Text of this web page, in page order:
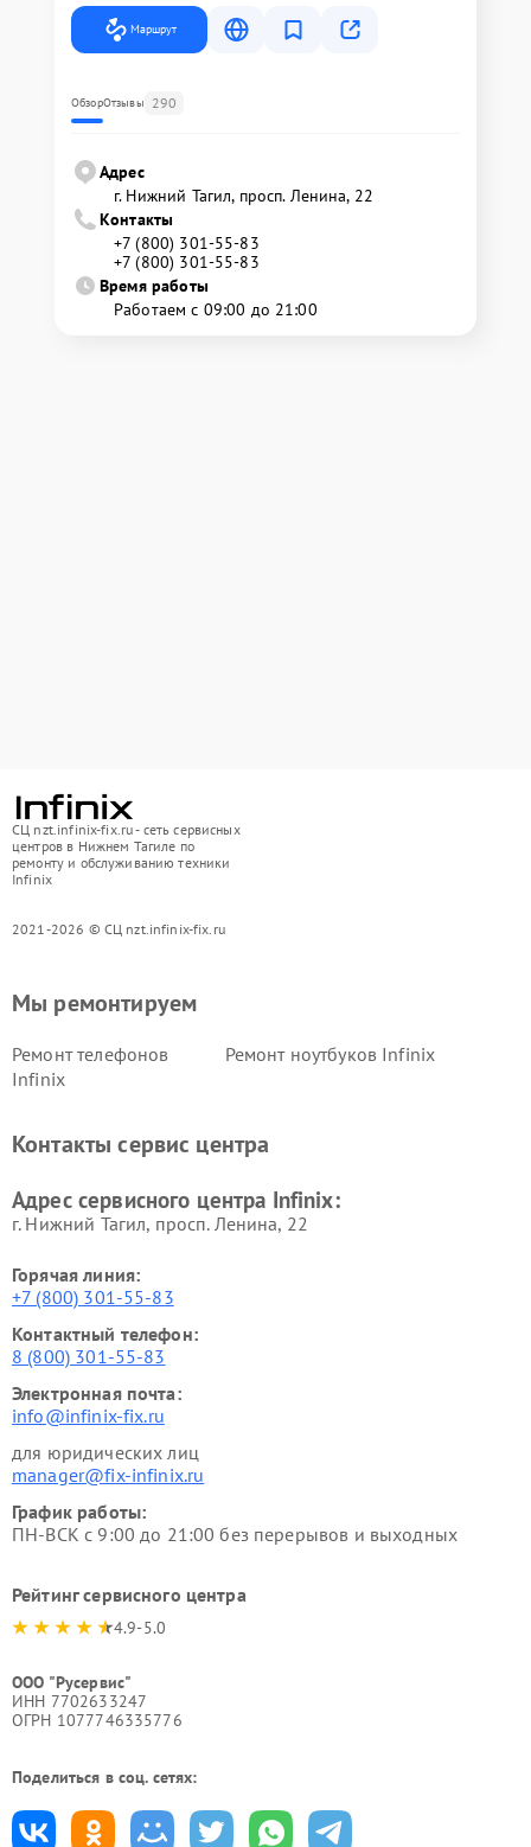
Маршрут
ОбзорОтзывы 290
Адрес
г. Нижний Тагил, просп. Ленина, 22
Контакты
+7 (800) 301-55-83
+7 (800) 301-55-83
Время работы
Работаем с 09:00 до 21:00
СЦ nzt.infinix-fix.ru - сеть сервисных
центров в Нижнем Тагиле по
ремонту и обслуживанию техники
Infinix
2021-2026 © СЦ nzt.infinix-fix.ru
Мы ремонтируем
Ремонт телефонов
Infinix
Ремонт ноутбуков Infinix
Контакты сервис центра
Адрес сервисного центра Infinix:
г. Нижний Тагил, просп. Ленина, 22
Горячая линия:
+7 (800) 301-55-83
Контактный телефон:
8 (800) 301-55-83
Электронная почта:
info@infinix-fix.ru
для юридических лиц
manager@fix-infinix.ru
График работы:
ПН-ВСК с 9:00 до 21:00 без перерывов и выходных
Рейтинг сервисного центра
4.9-5.0
ООО "Русервис"
ИНН 7702633247
ОГРН 1077746335776
Поделиться в соц. сетях: